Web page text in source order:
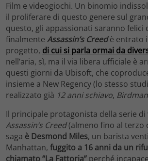
Film e videogiochi. Un binomio
il proliferare di questo genere sul
questo, gli appassionati saranno felici
finalmente Assassin’s Creedè entrato
progetto, di cui si parla ormai da
nell’aria, sì, ma il via libera ufficiale è
questi giorni da Ubisoft, che
insieme a New Regency (lo stesso
realizzato già 12 anni schiavo, Birdman
Il principale protagonista della serie di
Assassin’s Creed(almeno fino al terzo
saga è Desmond Miles, un barista
Manhattan, fuggito a 16 anni da un
chiamato “La Fattoria” perché